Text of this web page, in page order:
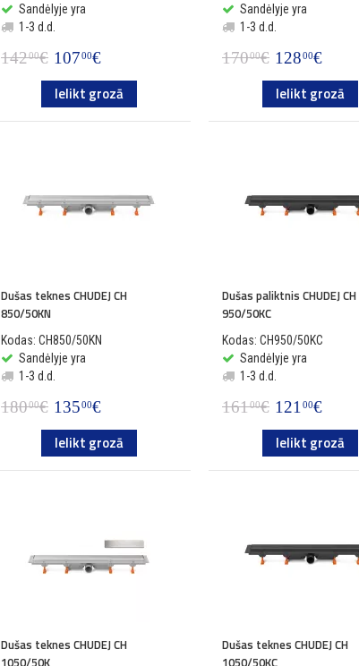
Sandėlyje yra
1-3 d.d.
14200€ 10700€
Ielikt grozā
Sandėlyje yra
1-3 d.d.
17000€ 12800€
Ielikt grozā
Dušas teknes CHUDEJ CH
850/50KN
Kodas: CH850/50KN
Sandėlyje yra
1-3 d.d.
18000€ 13500€
Ielikt grozā
Dušas paliktnis CHUDEJ CH
950/50KC
Kodas: CH950/50KC
Sandėlyje yra
1-3 d.d.
16100€ 12100€
Ielikt grozā
Dušas teknes CHUDEJ CH
Dušas teknes CHUDEJ CH